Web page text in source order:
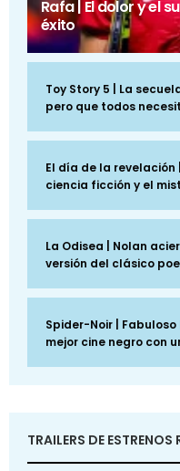
Rafa | El dolor y el
éxito
Toy Story 5 | La
pero que todos
El día de la revelación
ciencia ficción y el
La Odisea | Nolan
versión del clásico
Spider-Noir |
mejor cine negro con
TRAILERS DE